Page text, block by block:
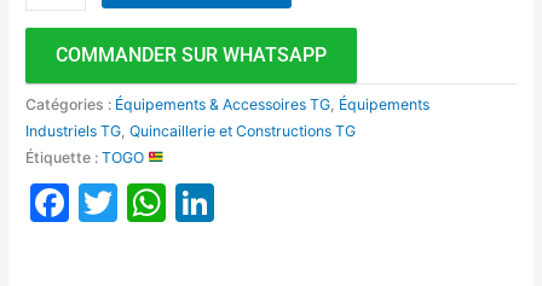
COMMANDER SUR WHATSAPP
Catégories : Équipements & Accessoires TG Équipements
Industriels TG ,Quincaillerie et Constructions TG
Étiquette :TOGO
Facebook
TwitterWhatsApp